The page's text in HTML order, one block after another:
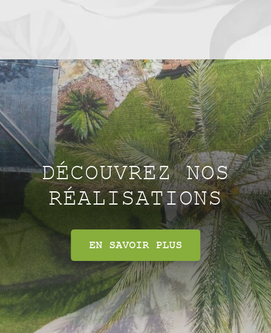
DÉCOUVREZ NOS
RÉALISATIONS
EN SAVOIR PLUS